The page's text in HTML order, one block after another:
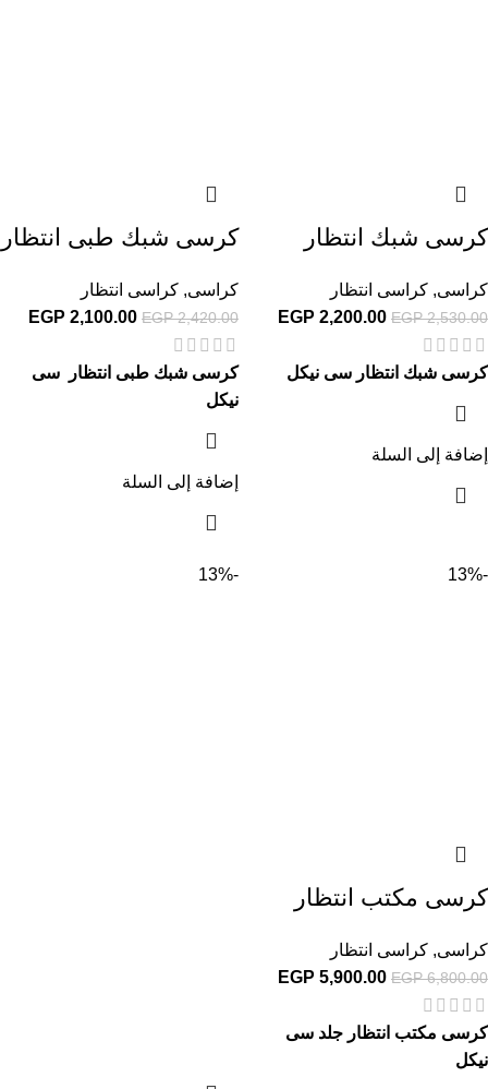
كرسى شبك انتظار
كراسى, كراسى انتظار
EGP2,530.00
EGP 2,200.00
كرسى شبك انتظار سى نيكل
إضافة إلى السلة
كرسى شبك طبى انتظار
كراسى, كراسى انتظار
EGP2,420.00
EGP 2,100.00
كرسى شبك طبى انتظار سى
نيكل
إضافة إلى السلة
-13%
كرسى مكتب انتظار
كراسى, كراسى انتظار
EGP6,800.00
EGP 5,900.00
كرسى مكتب انتظار جلد سى
نيكل
-13%